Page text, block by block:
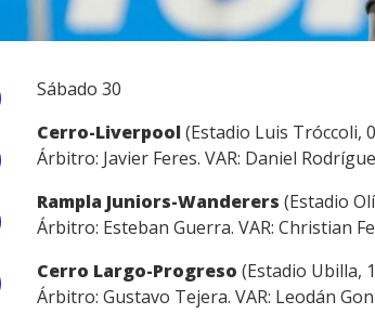
Facebook
WhatsApp
Email
Sábado 30
Cerro-Liverpool (Estadio Luis Tróccoli,
Árbitro: Javier Feres. VAR: Daniel
Rampla Juniors-Wanderers (Estadio
Árbitro: Esteban Guerra. VAR: Christian
Cerro Largo-Progreso (Estadio Ubilla,
Árbitro: Gustavo Tejera. VAR: Leodán